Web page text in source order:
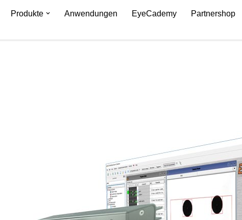
Produkte Anwendungen EyeCademy Partnershop